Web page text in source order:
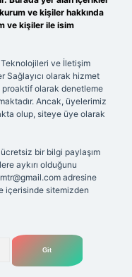
ve kişiler hakkında
ve kişiler ile isim
ve İletişim
Sağlayıcı olarak hizmet
olarak denetleme
Ancak, üyelerimiz
olup, siteye üye olarak
bir bilgi paylaşım
aykırı olduğunu
adresine
içerisinde sitemizden